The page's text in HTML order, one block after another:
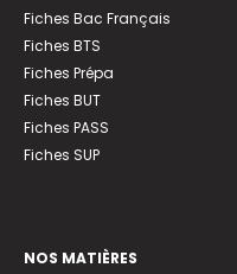
Fiches Bac Français
Fiches BTS
Fiches Prépa
Fiches BUT
Fiches PASS
Fiches SUP
NOS MATIÈRES